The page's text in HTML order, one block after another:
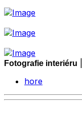
Fotografie interiéru
hore